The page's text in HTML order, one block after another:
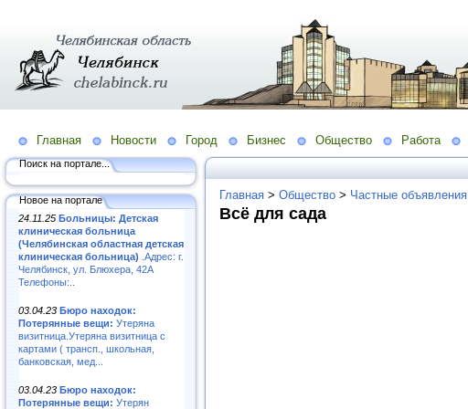
Главная Новости Город Бизнес Общество Работа
Поиск на портале...
Новое на портале
24.11.25 Больницы: Детская
клиническая больница
(Челябинская областная детская
клиническая больница) .Адрес: г.
Челябинск, ул. Блюхера, 42А
Телефоны:..
03.04.23 Бюро находок:
Потерянные вещи: Утеряна
визитница.Утеряна визитница с
картами ( трансп., школьная,
банковская, мед...
03.04.23 Бюро находок:
Потерянные вещи: Утерян
Главная > Общество > Частные объявления
Всё для сада